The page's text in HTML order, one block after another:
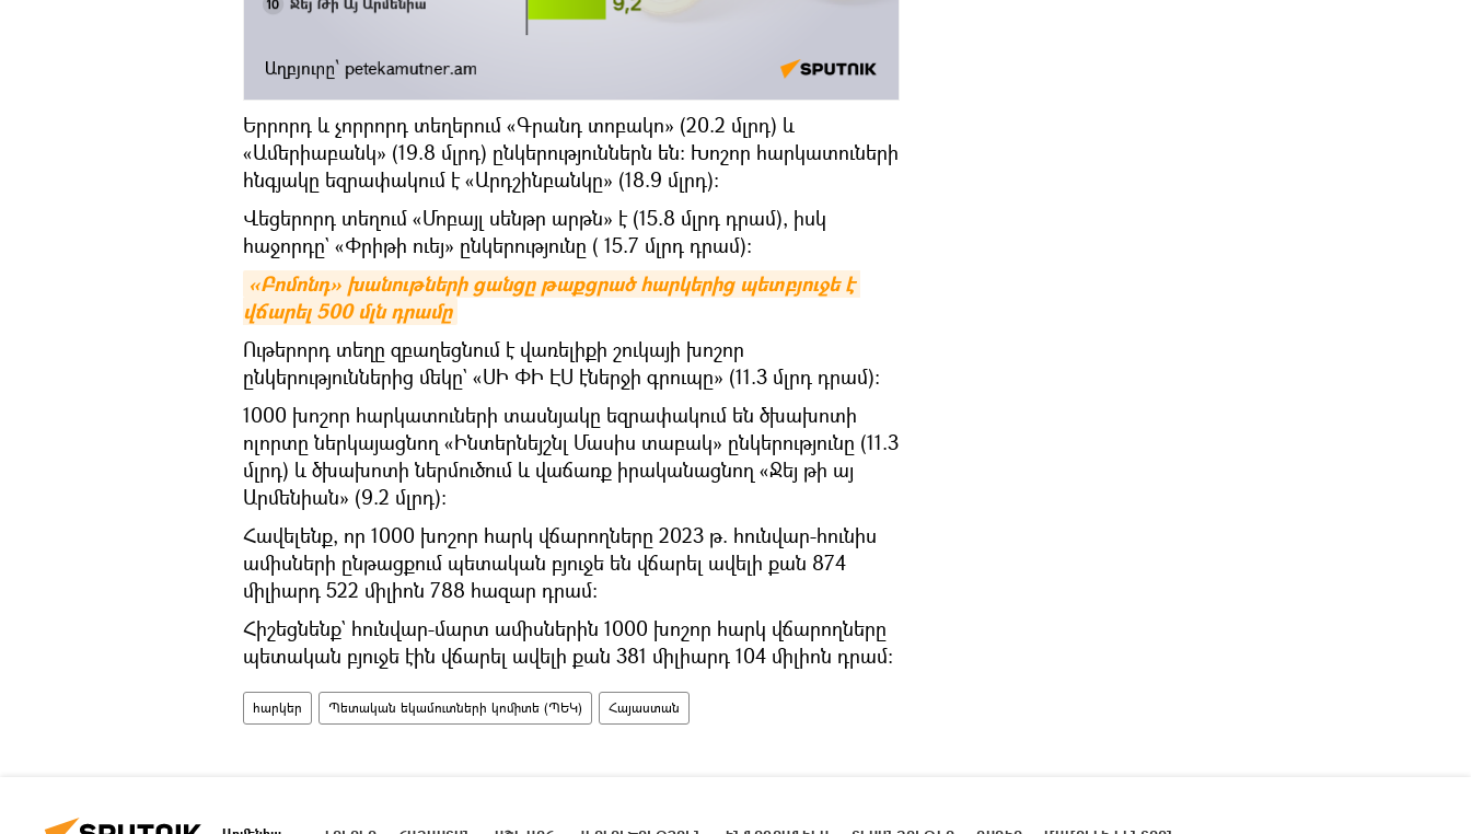
Երրորդ և չորրորդ տեղերում «Գրանդ տոբակո» (20.2 մլրդ) և
«Ամերիաբանկ» (19.8 մլրդ) ընկերություններն են։ Խոշոր հարկատուների
հնգյակը եզրափակում է «Արդշինբանկը» (18.9 մլրդ)։
Վեցերորդ տեղում «Մոբայլ սենթր արթն» է (15.8 մլրդ դրամ), իսկ
հաջորդը` «Փրիթի ուեյ» ընկերությունը ( 15.7 մլրդ դրամ):
«Բոմոնդ» խանութների ցանցը թաքցրած հարկերից պետբյուջե է
վճարել 500 մլն դրամը
Ութերորդ տեղը զբաղեցնում է վառելիքի շուկայի խոշոր
ընկերություններից մեկը` «ՍԻ ՓԻ ԷՍ էներջի գրուպը» (11.3 մլրդ դրամ)։
1000 խոշոր հարկատուների տասնյակը եզրափակում են ծխախոտի
ոլորտը ներկայացնող «Ինտերնեյշնլ Մասիս տաբակ» ընկերությունը (11.3
մլրդ) և ծխախոտի ներմուծում և վաճառք իրականացնող «Ջեյ թի այ
Արմենիան» (9.2 մլրդ)։
Հավելենք, որ 1000 խոշոր հարկ վճարողները 2023 թ. հունվար-հունիս
ամիսների ընթացքում պետական բյուջե են վճարել ավելի քան 874
միլիարդ 522 միլիոն 788 հազար դրամ:
Հիշեցնենք` հունվար-մարտ ամիսներին 1000 խոշոր հարկ վճարողները
պետական բյուջե էին վճարել ավելի քան 381 միլիարդ 104 միլիոն դրամ։
հարկեր Պետական եկամուտների կոմիտե (ՊԵԿ) Հայաստան